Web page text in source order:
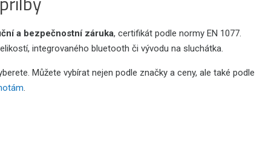
a bezpečnostní záruka, certifikát podle normy EN 1077.
integrovaného bluetooth či vývodu na sluchátka.
Můžete vybírat nejen podle značky a ceny, ale také podle